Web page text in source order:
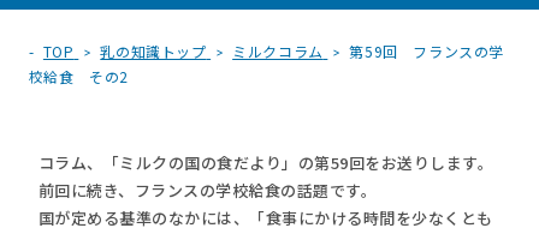
TOP 乳の知識トップ ミルクコラム
第59回 フランスの学
校給食 その2
コラム、「ミルクの国の食だより」の第59回をお送りします。
前回に続き、フランスの学校給食の話題です。
国が定める基準のなかには、「食事にかける時間を少なくとも